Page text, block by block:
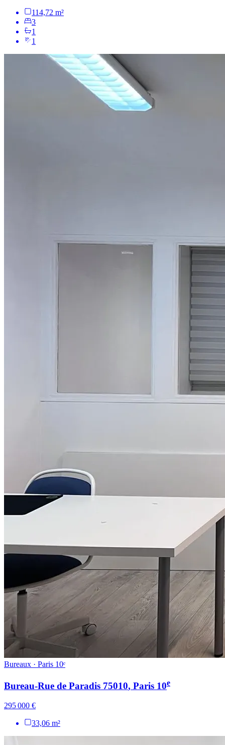
114,72 m²
3
1
1
Bureaux · Paris 10ᵉ
Bureau-Rue de Paradis 75010, Paris 10e
295 000 €
33,06 m²